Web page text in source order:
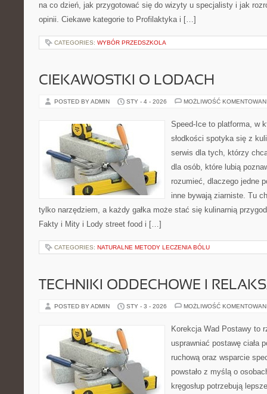
na co dzień, jak przygotować się do wizyty u specjalisty i jak
opinii. Ciekawe kategorie to Profilaktyka i […]
CATEGORIES: WYBÓR PRZEDSZKOLA
CIEKAWOSTKI O LODACH
POSTED BY ADMIN STY - 4 - 2026 MOŻLIWOŚĆ
Speed-Ice to platforma, w
słodkości spotyka się z
serwis dla tych, którzy
dla osób, które lubią
rozumieć, dlaczego jedne
inne bywają ziarniste. Tu
tylko narzędziem, a każdy gałka może stać się kulinarnią
Fakty i Mity i Lody street food i […]
CATEGORIES: NATURALNE METODY LECZENIA BÓLU
TECHNIKI ODDECHOWE I
POSTED BY ADMIN STY - 3 - 2026 MOŻLIWOŚĆ
Korekcja Wad Postawy to
usprawniać postawę ciała
ruchową oraz wsparcie
powstało z myślą o
kręgosłup potrzebują